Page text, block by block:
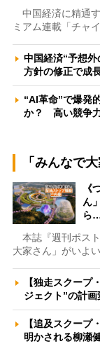
中国経済に精通
ミアム連載「チャ
中国経済“予想
方針の修正で成
“AI革命”で爆発
か？ 高い競争
「みんなで
《
ん
ら
本誌『週刊ポス
大家さん」がいよ
【独走スクープ
ジェクト”の計
【追及スクープ
明かされる柳瀬